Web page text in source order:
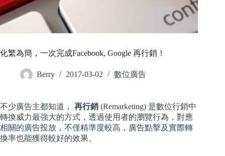
化繁為簡，一次完成Facebook, Google 再行銷！
Berry 2017-03-02 數位廣告
不少廣告主都知道， 再行銷 (Remarketing) 是數位行銷中
轉換威力最強大的方式，透過使用者的瀏覽行為，對應
相關的廣告投放，不僅精準度較高，廣告點擊及實際轉
換率也能獲得較好的效果。